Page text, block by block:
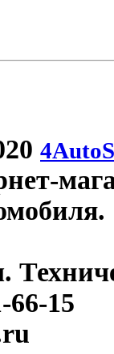
66-15